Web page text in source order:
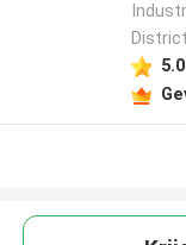
5.0